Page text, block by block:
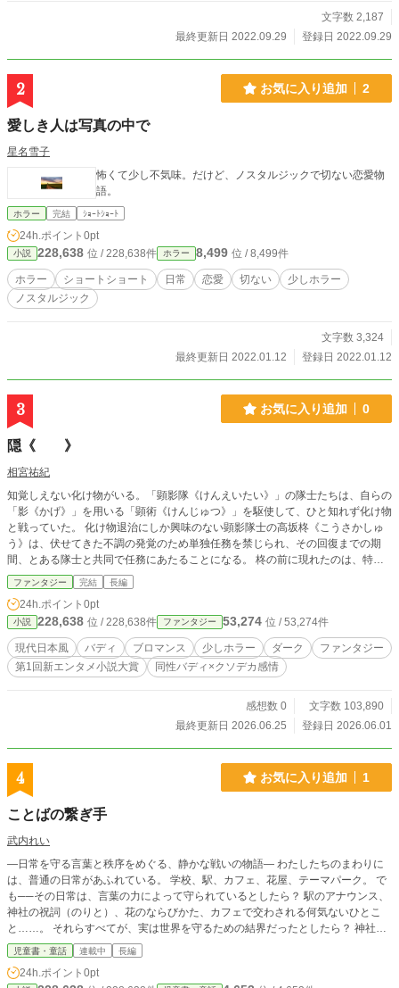
文字数 2,187
最終更新日 2022.09.29
登録日 2022.09.29
2 お気に入り追加 2
愛しき人は写真の中で
星名雪子
怖くて少し不気味。だけど、ノスタルジックで切ない恋愛物
語。
ホラー 完結 ｼｮｰﾄｼｮｰﾄ
24h.ポイント 0pt
小説 228,638 位 / 228,638件 ホラー 8,499 位 / 8,499件
ホラー ショートショート 日常 恋愛 切ない
少しホラー
ノスタルジック
文字数 3,324
最終更新日 2022.01.12
登録日 2022.01.12
3 お気に入り追加 0
隠《 》
相宮祐紀
知覚しえない化け物がいる。「顕影隊《けんえいたい》」の隊士たちは、自らの
「影《かげ》」を用いる「顕術《けんじゅつ》」を駆使して、ひと知れず化け物
と戦っていた。 化け物退治にしか興味のない顕影隊士の高坂柊《こうさかしゅ
う》は、伏せてきた不調の発覚のため単独任務を禁じられ、その回復までの期
間、とある隊士と共同で任務にあたることになる。 柊の前に現れたのは、特殊
体質の自由人、御衣遥《みけしはるか》。一見正反対のふたりは行動をともにす
るうちに、互いの内側に迫っていく。隠れたものと向き合うふたり（期間限定即
席バディ）の、透明で濃い関係を描く現代和風幻想譚。 ●残酷・暴力描写（戦
闘、登場人物への精神的負荷）があります。 ●カクヨム、小説家になろうにも掲
載しています。 ●全25話です。 ●この話は空想の産物です。実在の人物、団体な
どとは一切関係がありません。
ファンタジー 完結 長編
24h.ポイント 0pt
小説 228,638 位 / 228,638件 ファンタジー 53,274 位 / 53,274件
現代日本風 バディ ブロマンス 少しホラー ダーク
ファンタジー
第1回新エンタメ小説大賞
同性バディ×クソデカ感情
感想数 0
文字数 103,890
最終更新日 2026.06.25
登録日 2026.06.01
4 お気に入り追加 1
ことばの繋ぎ手
武内れい
―日常を守る言葉と秩序をめぐる、静かな戦いの物語― わたしたちのまわりに
は、普通の日常があふれている。 学校、駅、カフェ、花屋、テーマパーク。 で
も──その日常は、言葉の力によって守られているとしたら？ 駅のアナウンス、
神社の祝詞（のりと）、花のならびかた、カフェで交わされる何気ないひとこ
と……。 それらすべてが、実は世界を守るための結界だったとしたら？ 神社の
娘・こころ、電車好きの蒼（あおい）、カフェの娘・みなみ、花屋の息子・春
（はる）、テーマパークに通う叶多（かなた）。 それぞれの場所で起こる、小
さな違和感。 目に見えないさけめの影が、少しずつ日常を食いはじめる──。 や
児童書・童話 連載中 長編
24h.ポイント 0pt